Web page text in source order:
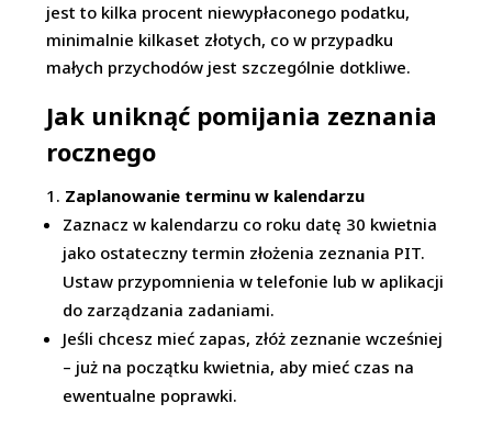
jest to kilka procent niewypłaconego podatku,
minimalnie kilkaset złotych, co w przypadku
małych przychodów jest szczególnie dotkliwe.
Jak uniknąć pomijania zeznania
rocznego
Zaplanowanie terminu w kalendarzu
Zaznacz w kalendarzu co roku datę 30 kwietnia
jako ostateczny termin złożenia zeznania PIT.
Ustaw przypomnienia w telefonie lub w aplikacji
do zarządzania zadaniami.
Jeśli chcesz mieć zapas, złóż zeznanie wcześniej
– już na początku kwietnia, aby mieć czas na
ewentualne poprawki.